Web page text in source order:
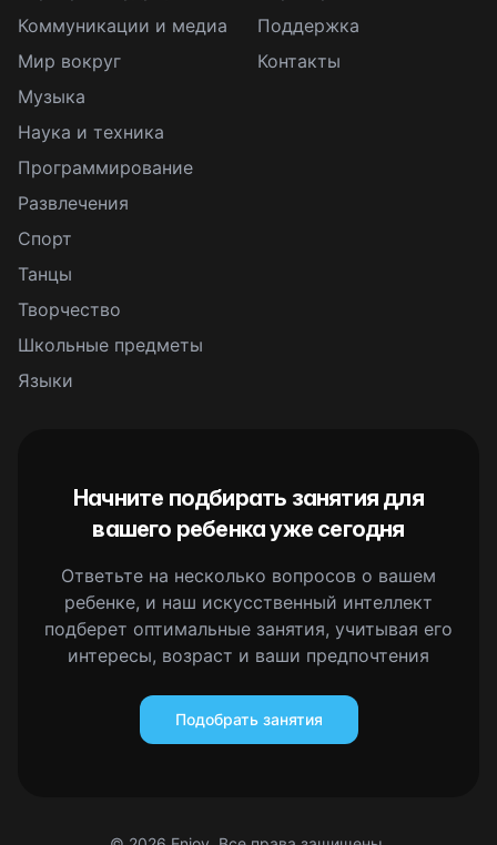
Коммуникации и медиа
Мир вокруг
Музыка
Наука и техника
Программирование
Развлечения
Спорт
Танцы
Творчество
Школьные предметы
Языки
Поддержка
Контакты
Начните подбирать занятия для
вашего ребенка уже сегодня
Ответьте на несколько вопросов о вашем
ребенке, и наш искусственный интеллект
подберет оптимальные занятия, учитывая его
интересы, возраст и ваши предпочтения
Подобрать занятия